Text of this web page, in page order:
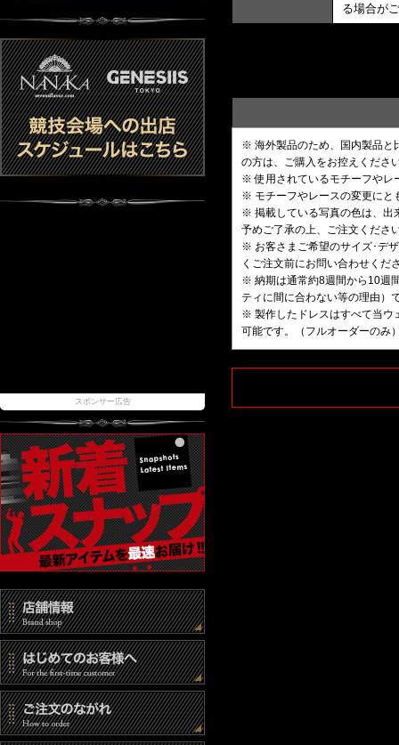
スポンサー広告
る場合が
※ 海外製品のため、国内製品と
の方は、ご購入をお控えくださ
※ 使用されているモチーフやレ
※ モチーフやレースの変更にと
※ 掲載している写真の色は、出
予めご了承の上、ご注文くださ
※ お客さまご希望のサイズ･デ
くご注文前にお問い合わせくだ
※ 納期は通常約8週間から10週
ティに間に合わない等の理由）
※ 製作したドレスはすべて当ウ
可能です。（フルオーダーのみ